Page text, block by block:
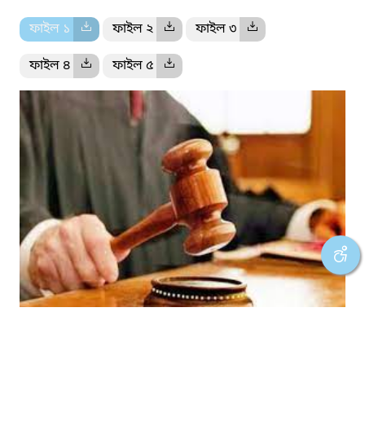
ফাইল ১ ফাইল ২ ফাইল ৩
ফাইল ৪ ফাইল ৫